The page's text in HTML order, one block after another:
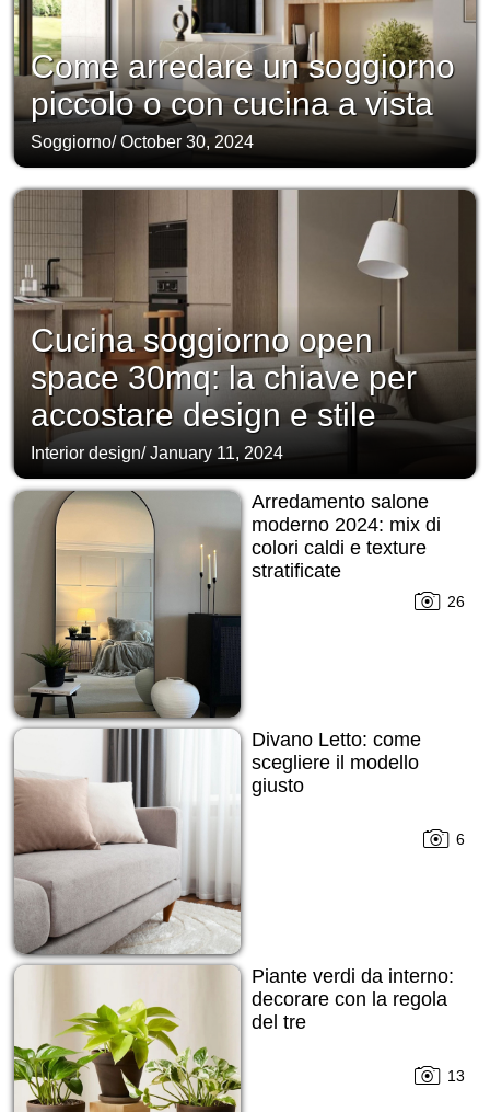
Come arredare un soggiorno
piccolo o con cucina a vista
Soggiorno/October 30, 2024
Cucina soggiorno open
space 30mq: la chiave per
accostare design e stile
Interior design/January 11, 2024
Arredamento salone
moderno 2024: mix di
colori caldi e texture
stratificate
26
Divano Letto: come
scegliere il modello
giusto
6
Piante verdi da interno:
decorare con la regola
del tre
13